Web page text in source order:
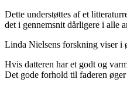
Dette understøttes af et
det i gennemsnit dårligere i alle
Linda Nielsens forskning viser i
Hvis datteren har et godt og
Det gode forhold til faderen